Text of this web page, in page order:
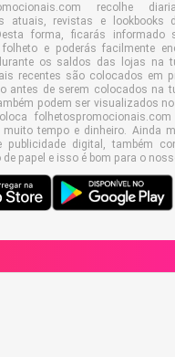
recolhe
atuais, revistas e
forma, ficarás informado
e poderás facilmente
os saldos das lojas na
recentes são colocados em
antes de serem colocados na
podem ser visualizados
muito tempo e dinheiro. Ainda
publicidade digital, também
de papel e isso é bom para o